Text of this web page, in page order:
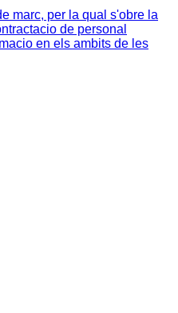
marc, per la qual s'obre la
de personal
en els ambits de les